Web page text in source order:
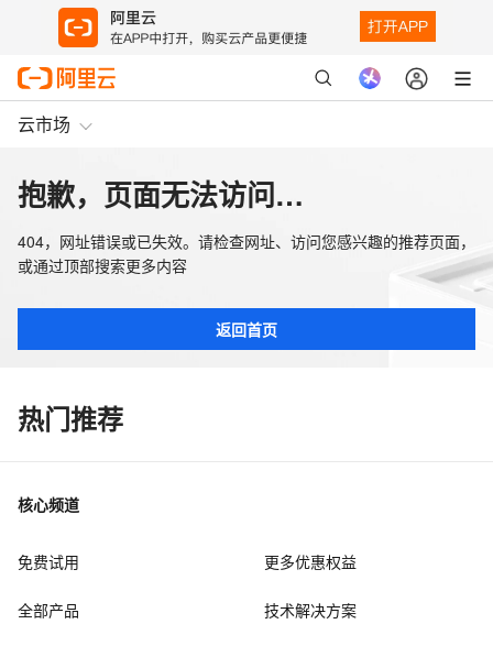
云市场
抱歉，页面无法访问…
404，网址错误或已失效。请检查网址、访问您感兴趣的推荐页面，
或通过顶部搜索更多内容
返回首页
热门推荐
核心频道
免费试用 更多优惠权益
全部产品 技术解决方案